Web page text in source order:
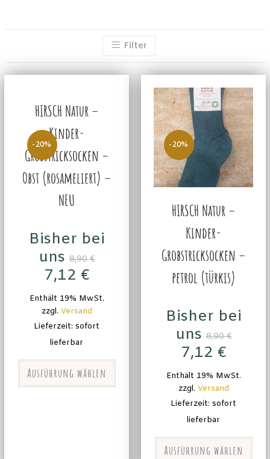
Filter
-20%
HIRSCH Natur –
Kinder-
Grobstricksocken –
Obst (rosameliert) –
NEU
Bisher bei
uns 8,90€
7,12 €
Enthält 19% MwSt.
zzgl. Versand
Lieferzeit: sofort
lieferbar
Ausführung wählen
-20%
HIRSCH Natur –
Kinder-
Grobstricksocken –
petrol (türkis)
Bisher bei
uns 8,90€
7,12 €
Enthält 19% MwSt.
zzgl. Versand
Lieferzeit: sofort
lieferbar
Ausführung wählen